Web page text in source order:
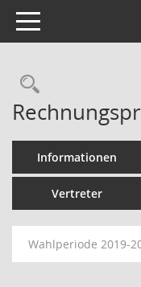
Toggle navigation
Informationen
Vertreter
Wahlperiode 2019-